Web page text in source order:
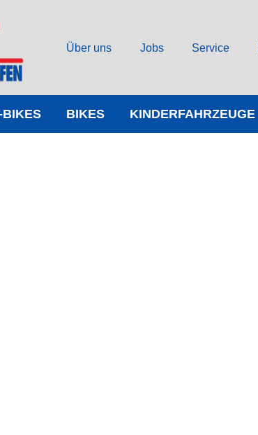
Über uns Jobs Service
BIKES BIKES KINDERFAHRZEUGE